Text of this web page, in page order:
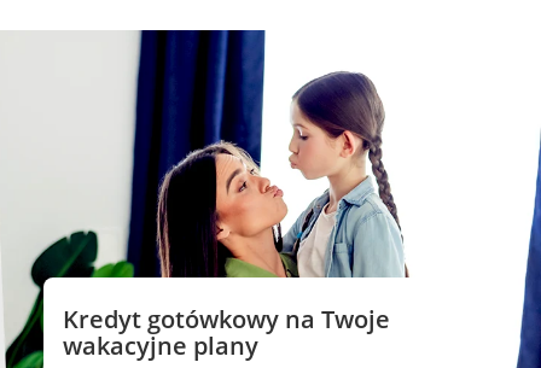
Kredyt gotówkowy na Twoje
wakacyjne plany